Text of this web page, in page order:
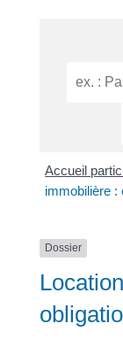
Accueil
immobilière :
Dossier